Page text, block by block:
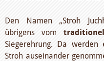
Den Namen „Stroh
übrigens vom
Siegerehrung. Da werden
Stroh auseinander